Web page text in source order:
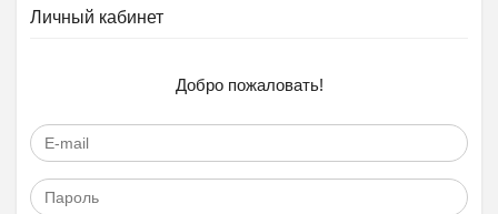
Личный кабинет
Добро пожаловать!